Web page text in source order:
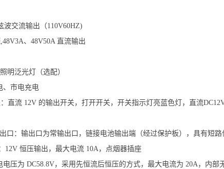
波交流输出（110V60HZ)
、48V50A 直流输出
明泛光灯（选配）
、市电充电
直流 12V 的输出开关，打开开关，开关指示灯亮蓝色灯，直流
口：输出口为常输出口，链接电池输出端（经过保护板），具有短
12V 恒压输出，最大电流 10A，点烟器插座
电压为 DC58.8V，采用先恒流后恒压的方式，最大电流为 20A，内部